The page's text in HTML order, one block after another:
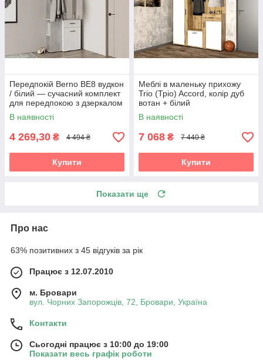
Передпокій Berno BE8 вудкон
/ білий — сучасний комплект
для передпокою з дзеркалом
Accord
В наявності
4 269,30 ₴ 4 494 ₴
Купити
Меблі в маленьку прихожу
Trio (Тріо) Accord, колір дуб
вотан + білий
В наявності
7 068 ₴ 7 440 ₴
Купити
Показати ще
Про нас
63% позитивних з 45 відгуків за рік
Працює з 12.07.2010
м. Бровари
вул. Чорних Запорожців, 72, Бровари, Україна
Контакти
Сьогодні працює з 10:00 до 19:00
Показати весь графік роботи